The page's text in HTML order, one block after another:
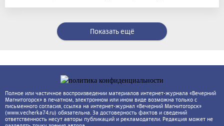
Показать ещё
Полное или частичное воспроизведении материалов интернет-журнала «Вечерний
Магнитогорск» в печатном, электронном или ином виде возможна только с
письменного согласия, ссылка на интернет-журнал «Вечерний Магнитогорск»
(www.vecherka74.ru) обязательна. За достоверность фактов и сведений
ответственность несут авторы публикаций и рекламодатели. Редакция может не